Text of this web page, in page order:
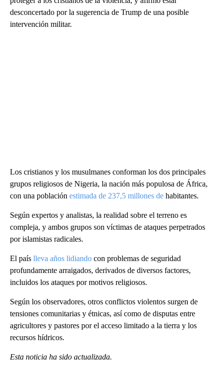
desconcertado por la sugerencia de Trump de una posible
intervención militar.
Los cristianos y los musulmanes conforman los dos principales
grupos religiosos de Nigeria, la nación más populosa de África,
con una población estimada de 237,5 millones de habitantes.
Según expertos y analistas, la realidad sobre el terreno es
compleja, y ambos grupos son víctimas de ataques perpetrados
por islamistas radicales.
El país lleva años lidiando con problemas de seguridad
profundamente arraigados, derivados de diversos factores,
incluidos los ataques por motivos religiosos.
Según los observadores, otros conflictos violentos surgen de
tensiones comunitarias y étnicas, así como de disputas entre
agricultores y pastores por el acceso limitado a la tierra y los
recursos hídricos.
Esta noticia ha sido actualizada.